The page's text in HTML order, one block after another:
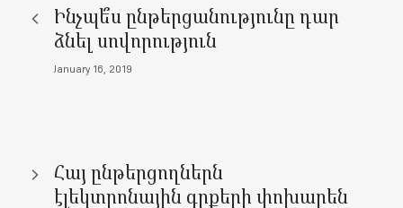
Ինչպե՞ս ընթերցանությունը դար
ձնել սովորություն
January 16, 2019
Հայ ընթերցողներն
էլեկտրոնային գրքերի փոխարեն